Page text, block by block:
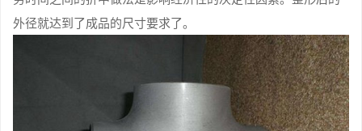
外径就达到了成品的尺寸要求了。